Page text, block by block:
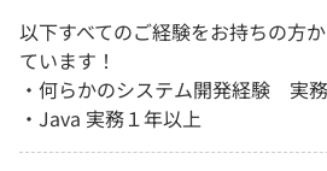
以下すべてのご経験をお持ちの方
ています！
・何らかのシステム開発経験 実
・Java 実務１年以上